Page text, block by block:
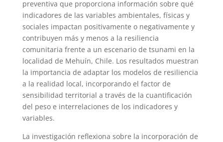
preventiva que proporciona información sobre qué
indicadores de las variables ambientales, físicas y
sociales impactan positivamente o negativamente y
contribuyen más y menos a la resiliencia
comunitaria frente a un escenario de tsunami en la
localidad de Mehuín, Chile. Los resultados muestran
la importancia de adaptar los modelos de resiliencia
a la realidad local, incorporando el factor de
sensibilidad territorial a través de la cuantificación
del peso e interrelaciones de los indicadores y
variables.
La investigación reflexiona sobre la incorporación de